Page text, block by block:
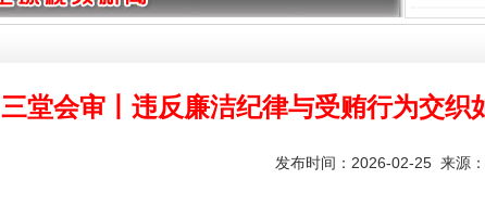
三堂会审丨违反廉洁纪律与受贿行为交织
发布时间：2026-02-25 来源：